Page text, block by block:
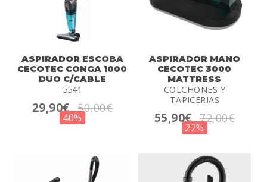
ASPIRADOR ESCOBA
CECOTEC CONGA 1000
DUO C/CABLE
5541
29,90€ 50,00€
40%
ASPIRADOR MANO
CECOTEC 3000
MATTRESS
COLCHONES Y
TAPICERIAS
55,90€ 72,00€
22%